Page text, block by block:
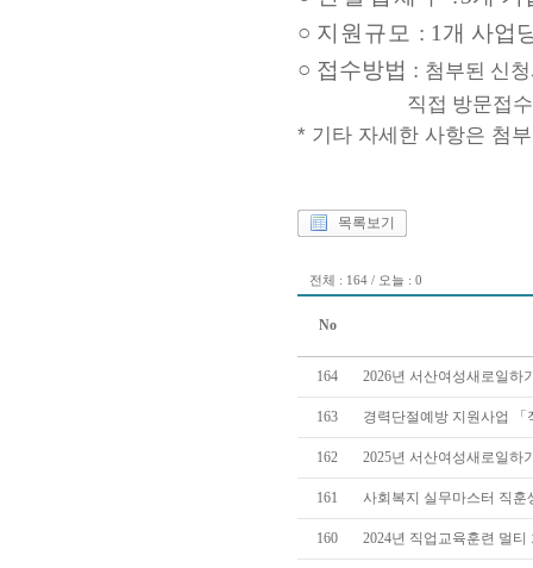
○ 지원규모 : 1 개 사업
○ 접수방법 : 첨부된 신
직접 방문접수
* 기타 자세한 사항은 첨
목록보기
전체 : 164 / 오늘 : 0
No
164 2026년 서산여성새로일하
163 경력단절예방 지원사업 「
162 2025년 서산여성새로일하
161 사회복지 실무마스터 직훈
160 2024년 직업교육훈련 멀